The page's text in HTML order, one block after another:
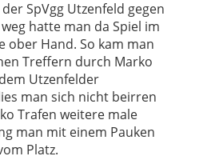
SpVgg Utzenfeld gegen
hatte man da Spiel im
ober Hand. So kam man
Treffern durch Marko
Utzenfelder
man sich nicht beirren
Trafen weitere male
man mit einem Pauken
Platz.